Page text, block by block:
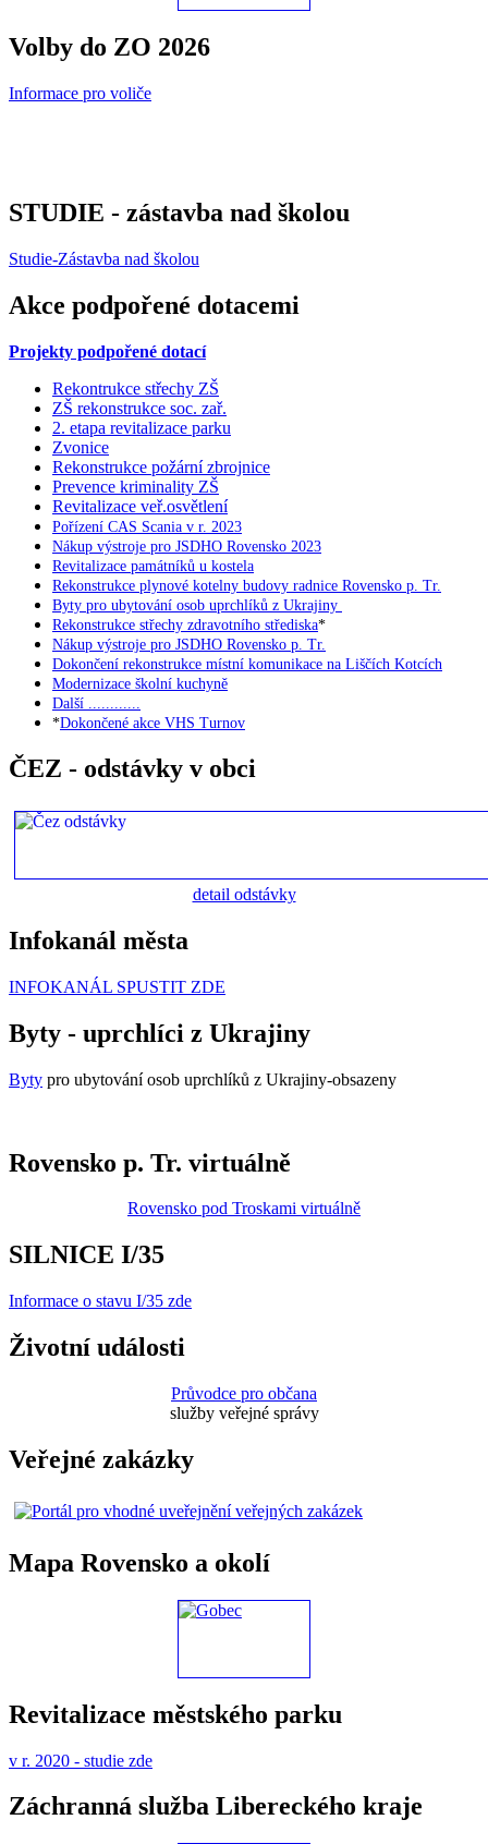
Volby do ZO 2026
Informace pro voliče
STUDIE - zástavba nad školou
Studie-Zástavba nad školou
Akce podpořené dotacemi
Projekty podpořené dotací
Rekontrukce střechy ZŠ
ZŠ rekonstrukce soc. zař.
2. etapa revitalizace parku
Zvonice
Rekonstrukce požární zbrojnice
Prevence kriminality ZŠ
Revitalizace veř.osvětlení
Pořízení CAS Scania v r. 2023
Nákup výstroje pro JSDHO Rovensko 2023
Revitalizace památníků u kostela
Rekonstrukce plynové kotelny budovy radnice Rovensko p. Tr.
Byty pro ubytování osob uprchlíků z Ukrajiny
Rekonstrukce střechy zdravotního střediska*
Nákup výstroje pro JSDHO Rovensko p. Tr.
Dokončení rekonstrukce místní komunikace na Liščích Kotcích
Modernizace školní kuchyně
Další ............
*Dokončené akce VHS Turnov
ČEZ - odstávky v obci
detail odstávky
Infokanál města
INFOKANÁL SPUSTIT ZDE
Byty - uprchlíci z Ukrajiny
Byty pro ubytování osob uprchlíků z Ukrajiny-obsazeny
Rovensko p. Tr. virtuálně
Rovensko pod Troskami virtuálně
SILNICE I/35
Informace o stavu I/35 zde
Životní události
Průvodce pro občana
služby veřejné správy
Veřejné zakázky
Mapa Rovensko a okolí
Revitalizace městského parku
v r. 2020 - studie zde
Záchranná služba Libereckého kraje